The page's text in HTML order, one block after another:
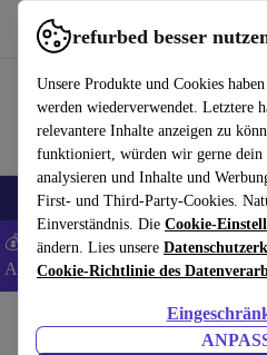
refurbed besser
Unsere Produkte und Cookies
werden wiederverwendet. Letztere
relevantere Inhalte anzeigen zu
funktioniert, würden wir gerne dein
analysieren und Inhalte und
First- und Third-Party-Cookies.
Einverständnis. Die Cookie-
ändern. Lies unsere
Cookie-Richtlinie des
refurbed schnell und einfach nutzen
🎒 Back to school Handys Laptops
💰 Extra -8% auf Samsung- und
ANDROID8 -AGB
Elektrowerkzeuge